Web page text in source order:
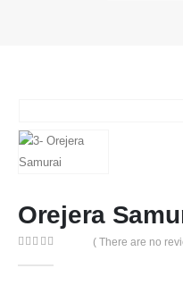
Orejera
( There are no